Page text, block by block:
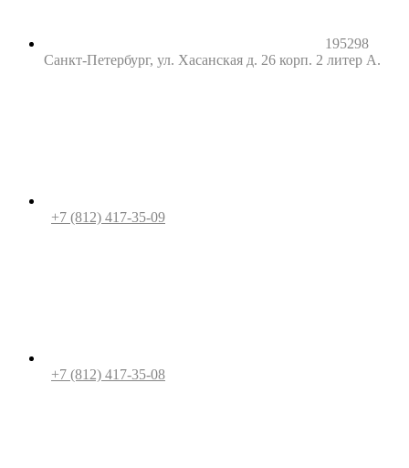
195298
Санкт-Петербург, ул. Хасанская д. 26 корп. 2 литер А.
+7 (812) 417-35-09
+7 (812) 417-35-08